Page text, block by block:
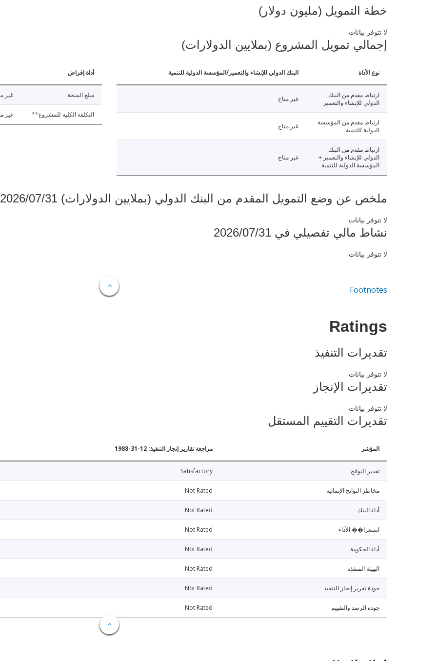
خطة التمويل (مليون دولار)
لا تتوفر بيانات.
إجمالي تمويل المشروع (بملايين الدولارات)
نوع الأداة البنك الدولي للإنشاء والتعمير/المؤسسة الدولية للتنمية
ارتباط مقدم من البنك
الدولي للإنشاء والتعمير
غير متاح
ارتباط مقدم من المؤسسة
الدولية للتنمية
غير متاح
ارتباط مقدم من البنك
الدولي للإنشاء والتعمير +
المؤسسة الدولية للتنمية
غير متاح
أداة إقراض
مبلغ المنحة غير
التكلفة الكلية للمشروع** غير
ملخص عن وضع التمويل المقدم من البنك الدولي (بملايين الدولارات) 2026/07/31
لا تتوفر بيانات.
نشاط مالي تفصيلي في 2026/07/31
لا تتوفر بيانات.
Footnotes
Ratings
تقديرات التنفيذ
لا تتوفر بيانات.
تقديرات الإنجاز
لا تتوفر بيانات.
تقديرات التقييم المستقل
المؤشر مراجعة تقارير إنجاز التنفيذ: 12-31-1988
تقدير النواتج Satisfactory
مخاطر النواتج الإنمائية Not Rated
أداء البنك Not Rated
استعرا�� الأداء Not Rated
أداء الحكومة Not Rated
الهيئة المنفذة Not Rated
جودة تقرير إنجاز التنفيذ Not Rated
جودة الرصد والتقييم Not Rated